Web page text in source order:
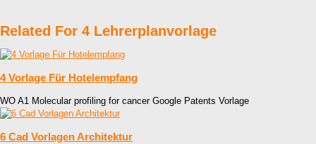
Related For 4 Lehrerplanvorlage
4 Vorlage Für Hotelempfang
WO A1 Molecular profiling for cancer Google Patents Vorlage
6 Cad Vorlagen Architektur